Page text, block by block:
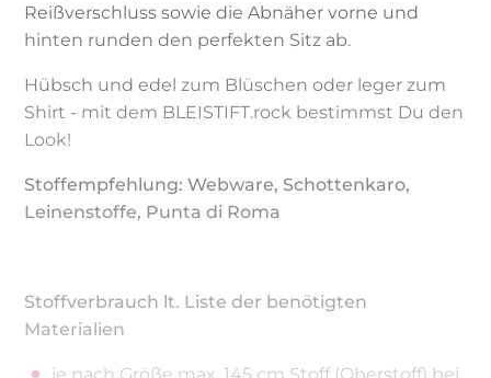
Reißverschluss sowie die Abnäher vorne und
hinten runden den perfekten Sitz ab.
Hübsch und edel zum Blüschen oder leger zum
Shirt - mit dem BLEISTIFT.rock bestimmst Du den
Look!
Stoffempfehlung: Webware, Schottenkaro,
Leinenstoffe, Punta di Roma
Stoffverbrauch lt. Liste der benötigten
Materialien